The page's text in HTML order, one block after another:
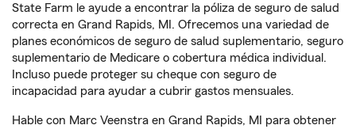
State Farm le ayude a encontrar la póliza de seguro de salud
correcta en Grand Rapids, MI. Ofrecemos una variedad de
planes económicos de seguro de salud suplementario, seguro
suplementario de Medicare o cobertura médica individual.
Incluso puede proteger su cheque con seguro de
incapacidad para ayudar a cubrir gastos mensuales.
Hable con Marc Veenstra en Grand Rapids, MI para obtener